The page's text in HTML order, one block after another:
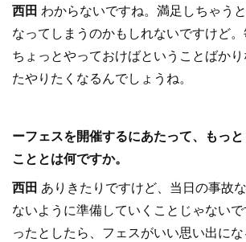
西田 わからないですね。満足しちゃう
なってしまうのかもしれないですけど
ちょっとやっておけばということばか
たやりたくなるんでしょうね。
ーフェスを開催するにあたって、もっ
こととは何ですか。
西田 ありきたりですけど、当日の事故
ないように準備していくことじゃない
ったとしたら、フェスがいい思い出に